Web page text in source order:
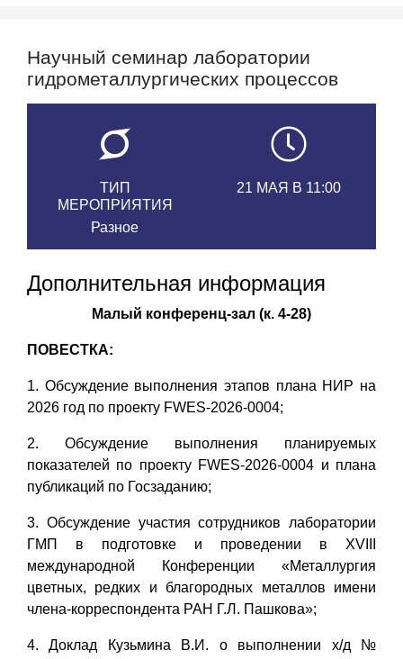
Научный семинар лаборатории
гидрометаллургических процессов
ТИП
МЕРОПРИЯТИЯ
Разное
21 МАЯ В 11:00
Дополнительная информация
Малый конференц-зал (к. 4-28)
ПОВЕСТКА:
1. Обсуждение выполнения этапов плана НИР на
2026 год по проекту FWES-2026-0004;
2. Обсуждение выполнения планируемых
показателей по проекту FWES-2026-0004 и плана
публикаций по Госзаданию;
3. Обсуждение участия сотрудников лаборатории
ГМП в подготовке и проведении в XVIII
международной Конференции «Металлургия
цветных, редких и благородных металлов имени
члена-корреспондента РАН Г.Л. Пашкова»;
4. Доклад Кузьмина В.И. о выполнении х/д №